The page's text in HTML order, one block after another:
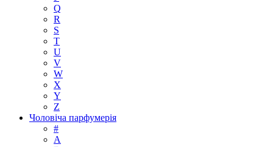
Q
R
S
T
U
V
W
X
Y
Z
Чоловіча парфумерія
#
A